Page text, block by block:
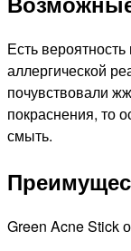
Есть
аллергической
почувствовали
покраснения, то
смыть.
Green Acne Stick